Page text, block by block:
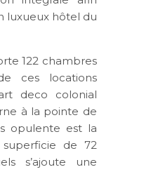
luxueux hôtel du
122 chambres
ces locations
deco colonial
à la pointe de
opulente est la
superficie de 72
s’ajoute une